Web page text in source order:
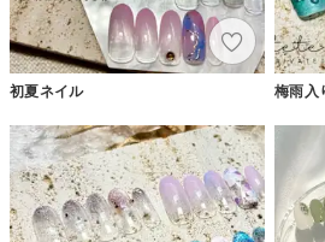
初夏ネイル 梅雨入